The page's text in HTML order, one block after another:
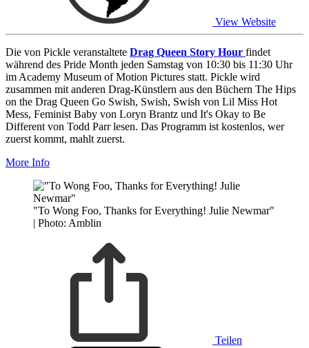
View Website
Die von Pickle veranstaltete Drag Queen Story Hour findet
während des Pride Month jeden Samstag von 10:30 bis 11:30 Uhr
im Academy Museum of Motion Pictures statt. Pickle wird
zusammen mit anderen Drag-Künstlern aus den Büchern The Hips
on the Drag Queen Go Swish, Swish, Swish von Lil Miss Hot
Mess, Feminist Baby von Loryn Brantz und It's Okay to Be
Different von Todd Parr lesen. Das Programm ist kostenlos, wer
zuerst kommt, mahlt zuerst.
More Info
"To Wong Foo, Thanks for Everything! Julie Newmar"
| Photo: Amblin
Teilen